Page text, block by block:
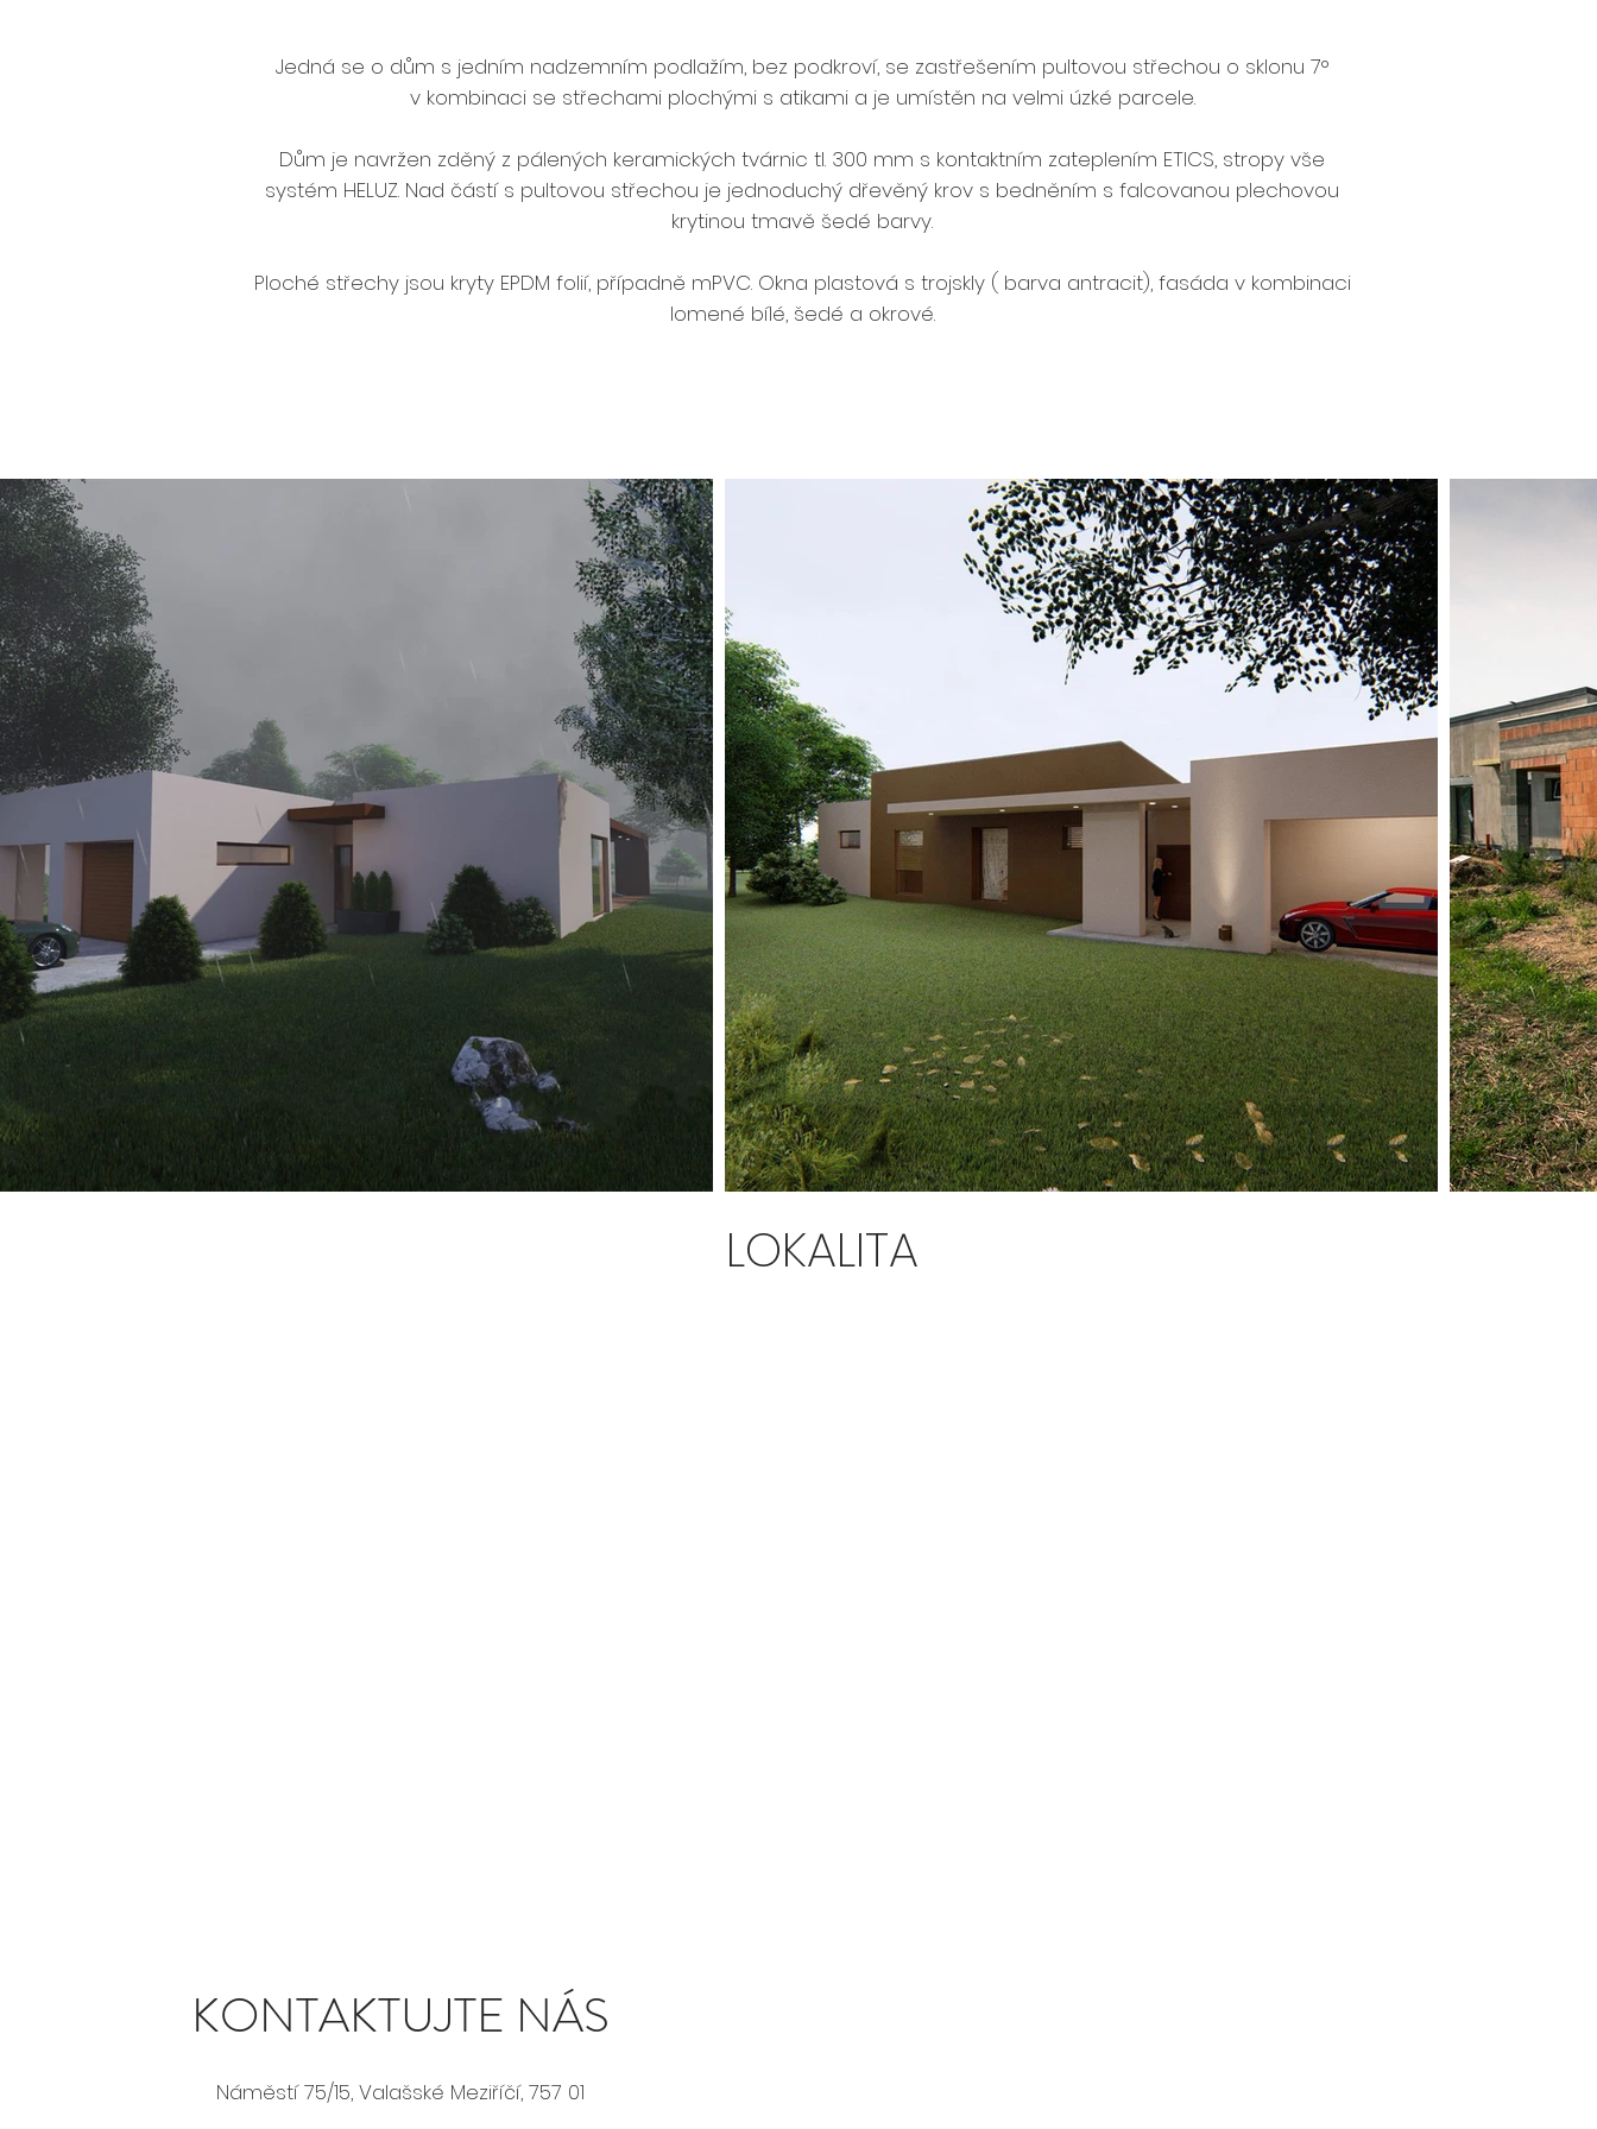
Jedná se o dům s jedním nadzemním podlažím, bez podkroví, se zastřešením pultovou střechou o sklonu 7°
v kombinaci se střechami plochými s atikami a je umístěn na velmi úzké parcele.
Dům je navržen zděný z pálených keramických tvárnic tl. 300 mm s kontaktním zateplením ETICS, stropy vše
systém HELUZ. Nad částí s pultovou střechou je jednoduchý dřevěný krov s bedněním s falcovanou plechovou
krytinou tmavě šedé barvy.
Ploché střechy jsou kryty EPDM folií, případně mPVC. Okna plastová s trojskly ( barva antracit), fasáda v kombinaci
lomené bílé, šedé a okrové.
LOKALITA
KONTAKTUJTE NÁS
Náměstí 75/15, Valašské Meziříčí, 757 01